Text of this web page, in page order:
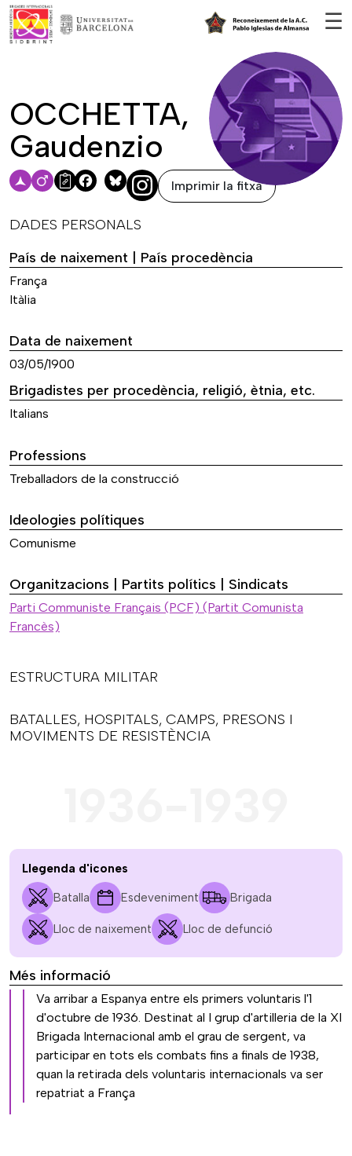
☰
OCCHETTA,
Gaudenzio
Facebook
Bluesky Imprimir la fitxa
DADES PERSONALS
País de naixement | País procedència
França
Itàlia
Data de naixement
03/05/1900
Brigadistes per procedència, religió, ètnia, etc.
Italians
Professions
Treballadors de la construcció
Ideologies polítiques
Comunisme
Organitzacions | Partits polítics | Sindicats
Parti Communiste Français (PCF) (Partit Comunista
Francès)
ESTRUCTURA MILITAR
BATALLES, HOSPITALS, CAMPS, PRESONS I
MOVIMENTS DE RESISTÈNCIA
Llegenda d'icones
Batalla Esdeveniment Brigada
Lloc de naixement Lloc de defunció
Més informació
Va arribar a Espanya entre els primers voluntaris l'1
d'octubre de 1936. Destinat al I grup d'artilleria de la XI
Brigada Internacional amb el grau de sergent, va
participar en tots els combats fins a finals de 1938,
quan la retirada dels voluntaris internacionals va ser
repatriat a França